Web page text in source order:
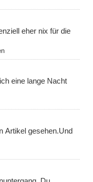
eher nix für die
eine lange Nacht
Artikel gesehen.Und